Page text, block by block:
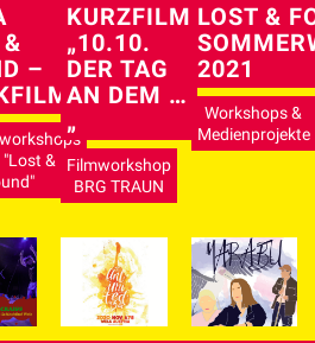
–
&
KURZFILM
„10.10.
DER TAG
AN DEM …
„
Filmworkshop
BRG TRAUN
LOST &
2021
Workshops &
Medienprojekte